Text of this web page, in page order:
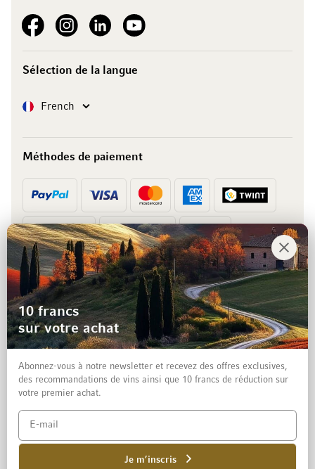
See our FacebookSee our Instagram account
See our LinkedInSee our YouTube channel
Sélection de la langue
LangueFrench
Méthodes de paiement
Prépaiement Facture
Protection des données et clause de non-responsabilité
10 francs
sur votre achat
Abonnez-vous à notre newsletter et recevez des offres exclusives,
des recommandations de vins ainsi que 10 francs de réduction sur
votre premier achat.
Je m’inscris